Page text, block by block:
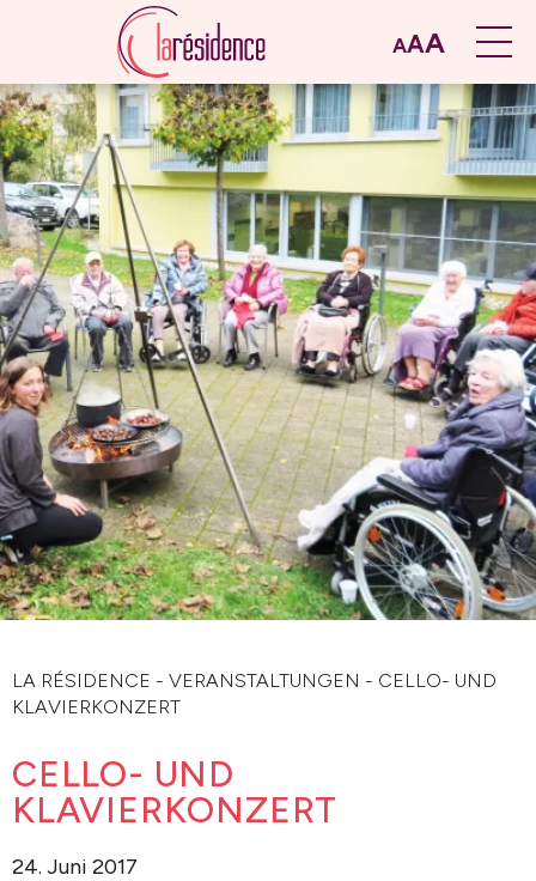
AAA
LA RÉSIDENCE - VERANSTALTUNGEN - CELLO- UND
KLAVIERKONZERT
CELLO- UND
KLAVIERKONZERT
24. Juni 2017